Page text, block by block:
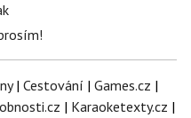
| Cestování | Games.cz |
| Karaoketexty.cz |